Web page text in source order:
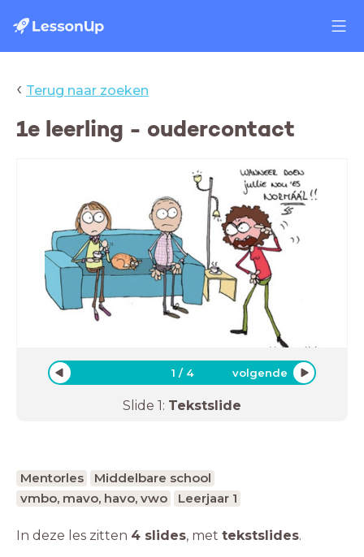
‹ Terug naar zoeken
1e leerling - oudercontact
1 / 4 volgende
Slide 1: Tekstslide
Mentorles
Middelbare school
vmbo, mavo, havo, vwo
Leerjaar 1
In deze les zitten 4 slides, met tekstslides.